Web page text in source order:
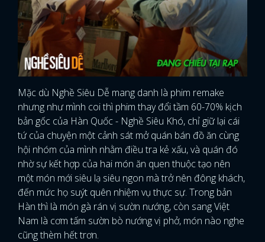
Mặc dù Nghề Siêu Dễ mang danh là phim remake
nhưng như mình coi thì phim thay đổi tầm 60-70% kịch
bản gốc của Hàn Quốc - Nghề Siêu Khó, chỉ giữ lại cái
tứ của chuyện một cảnh sát mở quán bán đồ ăn cùng
hội nhóm của mình nhằm điều tra kẻ xấu, và quán đó
nhờ sự kết hợp của hai món ăn quen thuộc tạo nên
một món mới siêu lạ siêu ngon mà trở nên đông khách,
đến mức họ suýt quên nhiệm vụ thực sự. Trong bản
Hàn thì là món gà rán vị sườn nướng, còn sang Việt
Nam là cơm tấm sườn bò nướng vị phở, món nào nghe
cũng thèm hết trơn.